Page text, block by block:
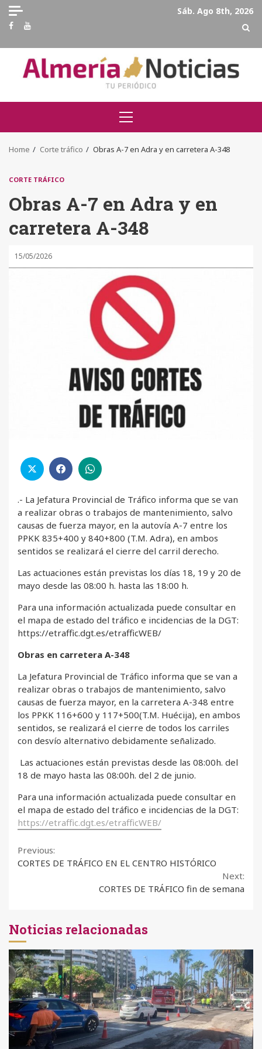
Skip
content
Sáb. Ago 8th, 2026
Facebook
Youtube
Primary
Menu
Home Corte tráfico Obras A-7 en Adra y en carretera A-348
CORTE TRÁFICO
Obras A-7 en Adra y en
carretera A-348
15/05/2026
.- La Jefatura Provincial de Tráfico informa que se van
a realizar obras o trabajos de mantenimiento, salvo
causas de fuerza mayor, en la autovía A-7 entre los
PPKK 835+400 y 840+800 (T.M. Adra), en ambos
sentidos se realizará el cierre del carril derecho.
Las actuaciones están previstas los días 18, 19 y 20 de
mayo desde las 08:00 h. hasta las 18:00 h.
Para una información actualizada puede consultar en
el mapa de estado del tráfico e incidencias de la DGT:
https://etraffic.dgt.es/etrafficWEB/
Obras en carretera A-348
La Jefatura Provincial de Tráfico informa que se van a
realizar obras o trabajos de mantenimiento, salvo
causas de fuerza mayor, en la carretera A-348 entre
los PPKK 116+600 y 117+500(T.M. Huécija), en ambos
sentidos, se realizará el cierre de todos los carriles
con desvío alternativo debidamente señalizado.
Las actuaciones están previstas desde las 08:00h. del
18 de mayo hasta las 08:00h. del 2 de junio.
Para una información actualizada puede consultar en
el mapa de estado del tráfico e incidencias de la DGT:
https://etraffic.dgt.es/etrafficWEB/
Continue
Previous:
CORTES DE TRÁFICO EN EL CENTRO HISTÓRICO
Next:
CORTES DE TRÁFICO fin de semana
Noticias relacionadas